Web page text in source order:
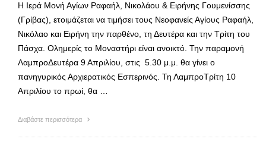
Η Ιερά Μονή Αγίων Ραφαήλ, Νικολάου & Ειρήνης Γουμενίσσης
(Γρίβας), ετοιμάζεται να τιμήσει τους Νεοφανείς Αγίους Ραφαήλ,
Νικόλαο και Ειρήνη την παρθένο, τη Δευτέρα και την Τρίτη του
Πάσχα. Ολημερίς το Μοναστήρι είναι ανοικτό. Την παραμονή
ΛαμπροΔευτέρα 9 Απριλίου, στις 5.30 μ.μ. θα γίνει ο
πανηγυρικός Αρχιερατικός Εσπερινός. Τη ΛαμπροΤρίτη 10
Απριλίου το πρωί, θα …
Διαβάστε περισσότερα